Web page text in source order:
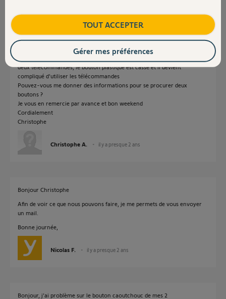
J'ai le même problème pour le bouton de la télécommande keygo . Sur
deux télécommandes, le bouton plastique est cassé et il devient
compliqué d'utiliser les télécommandes
Pouvez-vous me donner des informations pour se procurer deux
boutons ?
Je vous en remercie par avance et bon weekend
Cordialement
Christophe
Christophe A. il y a presque 2 ans
Bonjour Christophe
Afin de voir ce que nous pouvons faire, je me permets de vous envoyer
un mail.
Bonne journée,
Nicolas F. il y a presque 2 ans
Bonjour, j’ai problème sur le bouton caoutchouc de mes 2
TOUT ACCEPTER
Gérer mes préférences